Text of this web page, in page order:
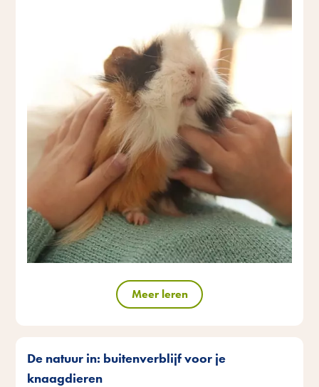
Meer leren
De natuur in: buitenverblijf voor je
knaagdieren